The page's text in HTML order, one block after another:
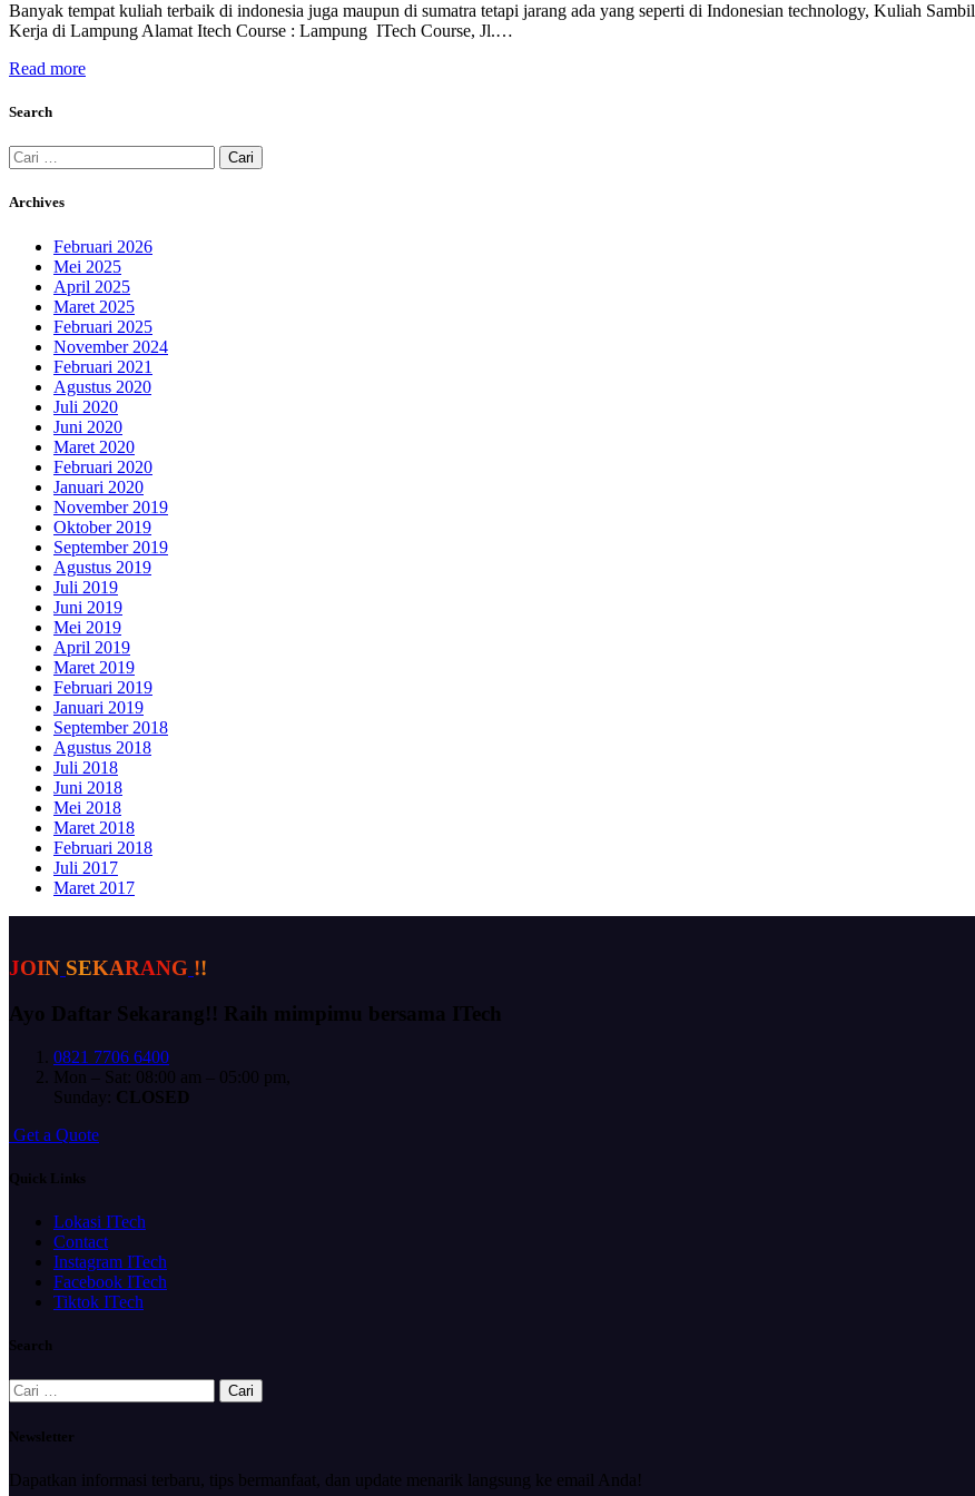
Banyak tempat kuliah terbaik di indonesia juga maupun di sumatra tetapi jarang ada yang seperti di Indonesian technology, Kuliah Sambil
Kerja di Lampung Alamat Itech Course : Lampung ITech Course, Jl.…
Read more
Search
Cari
untuk:
Archives
Februari 2026
Mei 2025
April 2025
Maret 2025
Februari 2025
November 2024
Februari 2021
Agustus 2020
Juli 2020
Juni 2020
Maret 2020
Februari 2020
Januari 2020
November 2019
Oktober 2019
September 2019
Agustus 2019
Juli 2019
Juni 2019
Mei 2019
April 2019
Maret 2019
Februari 2019
Januari 2019
September 2018
Agustus 2018
Juli 2018
Juni 2018
Mei 2018
Maret 2018
Februari 2018
Juli 2017
Maret 2017
JOIN SEKARANG !!
Ayo Daftar Sekarang!! Raih mimpimu bersama ITech
0821 7706 6400
Mon – Sat: 08:00 am – 05:00 pm,
Sunday: CLOSED
Get a Quote
Quick Links
Lokasi ITech
Contact
Instagram ITech
Facebook ITech
Tiktok ITech
Search
Cari
untuk:
Newsletter
Dapatkan informasi terbaru, tips bermanfaat, dan update menarik langsung ke email Anda!